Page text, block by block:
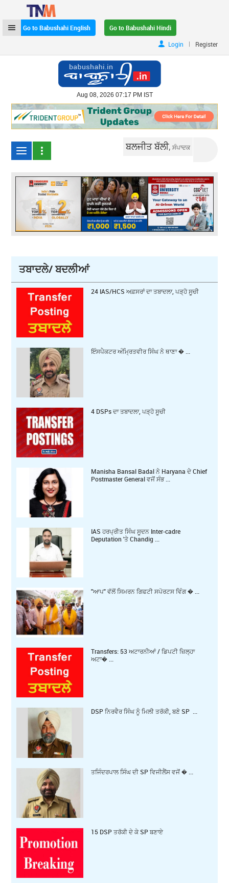
Go to Babushahi English
Go to Babushahi Hindi
Login
| Register
Aug 08, 2026 07:17 PM IST
ਬਲਜੀਤ ਬੱਲੀ,ਸੰਪਾਦਕ
ਤਬਾਦਲੇ/ ਬਦਲੀਆਂ
24 IAS/HCS ਅਫ਼ਸਰਾਂ ਦਾ ਤਬਾਦਲਾ, ਪੜ੍ਹੋ ਸੂਚੀ
ਇੰਸਪੈਕਟਰ ਅੰਮ੍ਰਿਤਵੀਰ ਸਿੰਘ ਨੇ ਥਾਣਾ � ...
4 DSPs ਦਾ ਤਬਾਦਲਾ, ਪੜ੍ਹੋ ਸੂਚੀ
Manisha Bansal Badal ਨੇ Haryana ਦੇ Chief
Postmaster General ਵਜੋਂ ਸੰਭ ...
IAS ਹਰਪ੍ਰੀਤ ਸਿੰਘ ਸੂਦਨ Inter-cadre
Deputation 'ਤੇ Chandig ...
"ਆਪ" ਵੱਲੋਂ ਸਿਮਰਨ ਗਿਫਟੀ ਸਪੋਰਟਸ ਵਿੰਗ � ...
Transfers: 53 ਅਟਾਰਨੀਆਂ / ਡਿਪਟੀ ਜ਼ਿਲ੍ਹਾ
ਅਟਾ� ...
DSP ਨਿਰਵੈਰ ਸਿੰਘ ਨੂੰ ਮਿਲੀ ਤਰੱਕੀ, ਬਣੇ SP ...
ਤਜਿੰਦਰਪਾਲ ਸਿੰਘ ਦੀ SP ਵਿਜੀਲੈਂਸ ਵਜੋਂ � ...
15 DSP ਤਰੱਕੀ ਦੇ ਕੇ SP ਬਣਾਏ